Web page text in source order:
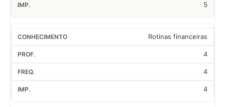
5
Rotinas financeiras
4
4
4